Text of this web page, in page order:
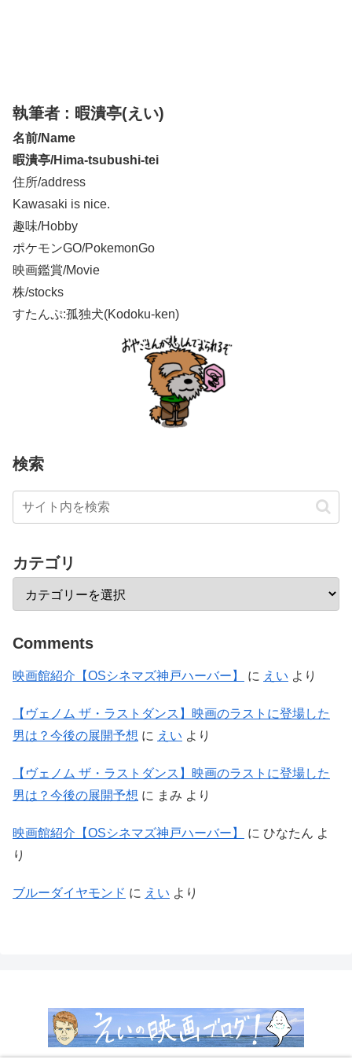
執筆者 : 暇潰亭(えい)
名前/Name
暇潰亭/Hima-tsubushi-tei
住所/address
Kawasaki is nice.
趣味/Hobby
ポケモンGO/PokemonGo
映画鑑賞/Movie
株/stocks
すたんぷ:孤独犬(Kodoku-ken)
検索
カテゴリ
Comments
映画館紹介【OSシネマズ神戸ハーバー】 に えい より
【ヴェノム ザ・ラストダンス】映画のラストに登場した
男は？今後の展開予想 に えい より
【ヴェノム ザ・ラストダンス】映画のラストに登場した
男は？今後の展開予想 に まみ より
映画館紹介【OSシネマズ神戸ハーバー】 に ひなたん よ
り
ブルーダイヤモンド に えい より